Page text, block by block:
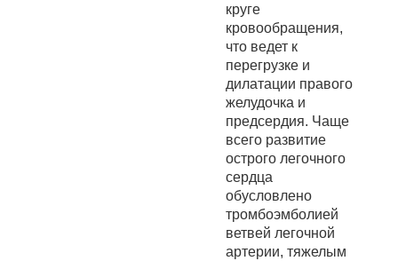
круге
кровообращения,
что ведет к
перегрузке и
дилатации правого
желудочка и
предсердия. Чаще
всего развитие
острого легочного
сердца
обусловлено
тромбоэмболией
ветвей легочной
артерии, тяжелым